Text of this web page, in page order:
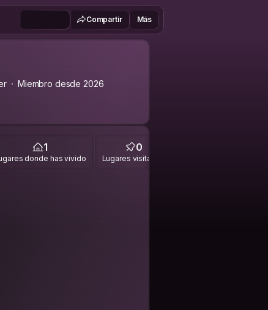
Compartir Más
Miembro desde 2026
1
donde has vivido
0
Lugares visitados